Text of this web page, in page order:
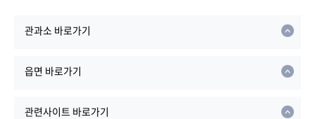
관과소 바로가기
읍면 바로가기
관련사이트 바로가기